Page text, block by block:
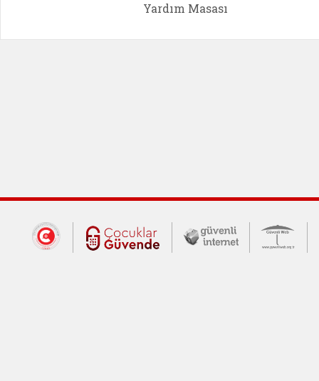
Yardım Masası
Dış Bağlantılar
Cumhurbaşkanlığı İletişim Merkezi
Çocuklar Güvende (yeni
Güvenli